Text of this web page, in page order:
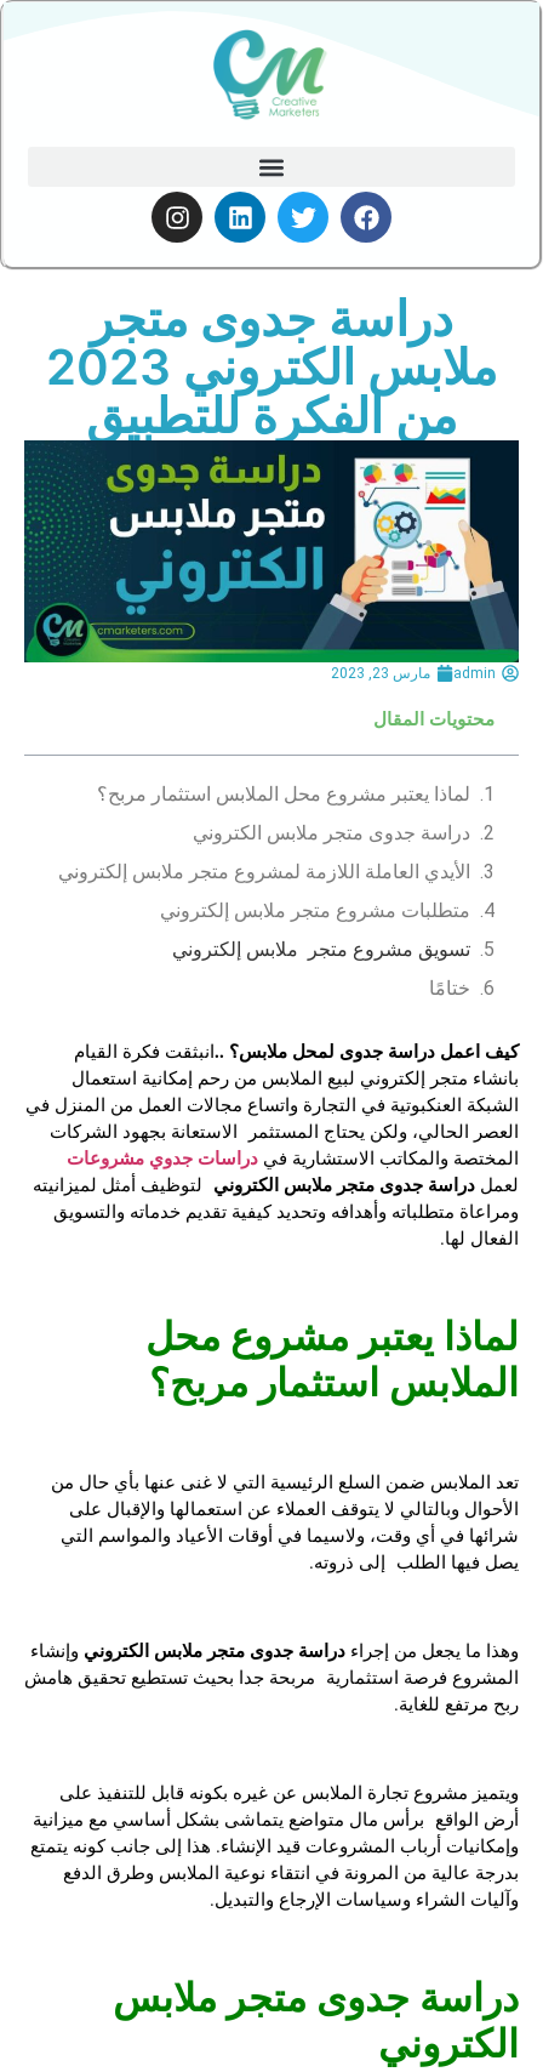
دراسة جدوى متجر
ملابس الكتروني 2023
من الفكرة للتطبيق
admin مارس 23, 2023
محتويات المقال
لماذا يعتبر مشروع محل الملابس استثمار مربح؟
دراسة جدوى متجر ملابس الكتروني
الأيدي العاملة اللازمة لمشروع متجر ملابس إلكتروني
متطلبات مشروع متجر ملابس إلكتروني
تسويق مشروع متجر ملابس إلكتروني
ختامًا
كيف اعمل دراسة جدوى لمحل ملابس؟ ..انبثقت فكرة القيام
بانشاء متجر إلكتروني لبيع الملابس من رحم إمكانية استعمال
الشبكة العنكبوتية في التجارة واتساع مجالات العمل من المنزل في
العصر الحالي، ولكن يحتاج المستثمر الاستعانة بجهود الشركات
المختصة والمكاتب الاستشارية فيدراسات جدوي مشروعات
لعملدراسة جدوى متجر ملابس الكترونيلتوظيف أمثل لميزانيته
ومراعاة متطلباته وأهدافه وتحديد كيفية تقديم خدماته والتسويق
الفعال لها.
لماذا يعتبر مشروع محل
الملابس استثمار مربح؟
تعد الملابس ضمن السلع الرئيسية التي لا غنى عنها بأي حال من
الأحوال وبالتالي لا يتوقف العملاء عن استعمالها والإقبال على
شرائها في أي وقت، ولاسيما في أوقات الأعياد والمواسم التي
يصل فيها الطلب إلى ذروته.
وهذا ما يجعل من إجراءدراسة جدوى متجر ملابس الكترونيوإنشاء
المشروع فرصة استثمارية مربحة جدا بحيث تستطيع تحقيق هامش
ربح مرتفع للغاية.
ويتميز مشروع تجارة الملابس عن غيره بكونه قابل للتنفيذ على
أرض الواقع برأس مال متواضع يتماشى بشكل أساسي مع ميزانية
وإمكانيات أرباب المشروعات قيد الإنشاء. هذا إلى جانب كونه يتمتع
بدرجة عالية من المرونة في انتقاء نوعية الملابس وطرق الدفع
وآليات الشراء وسياسات الإرجاع والتبديل.
دراسة جدوى متجر ملابس
الكتروني